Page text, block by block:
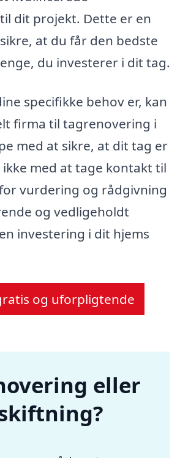
dit projekt. Dette er en
at du får den bedste
du investerer i dit tag.
specifikke behov er, kan
firma til tagrenovering i
med at sikre, at dit tag er
med at tage kontakt til
vurdering og rådgivning
og vedligeholdt
investering i dit hjems
og uforpligtende
eller